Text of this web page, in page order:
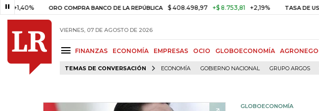
ORO COMPRA BANCO DE LA REPÚBLICA $ 408.498,97 +$ 8.753,81 +2,19% TASA DE USURA
VIERNES, 07 DE AGOSTO DE 2026
FINANZAS ECONOMÍA EMPRESAS OCIO GLOBOECONOMÍA
TEMAS DE CONVERSACIÓN ECONOMÍA GOBIERNO NACIONAL GRUPO ARGOS
GLOBOECONOMÍA